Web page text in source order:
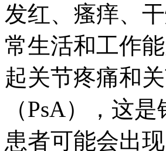
发红、瘙痒、
常生活和工作
起关节疼痛和
（PsA），这
患者可能会出